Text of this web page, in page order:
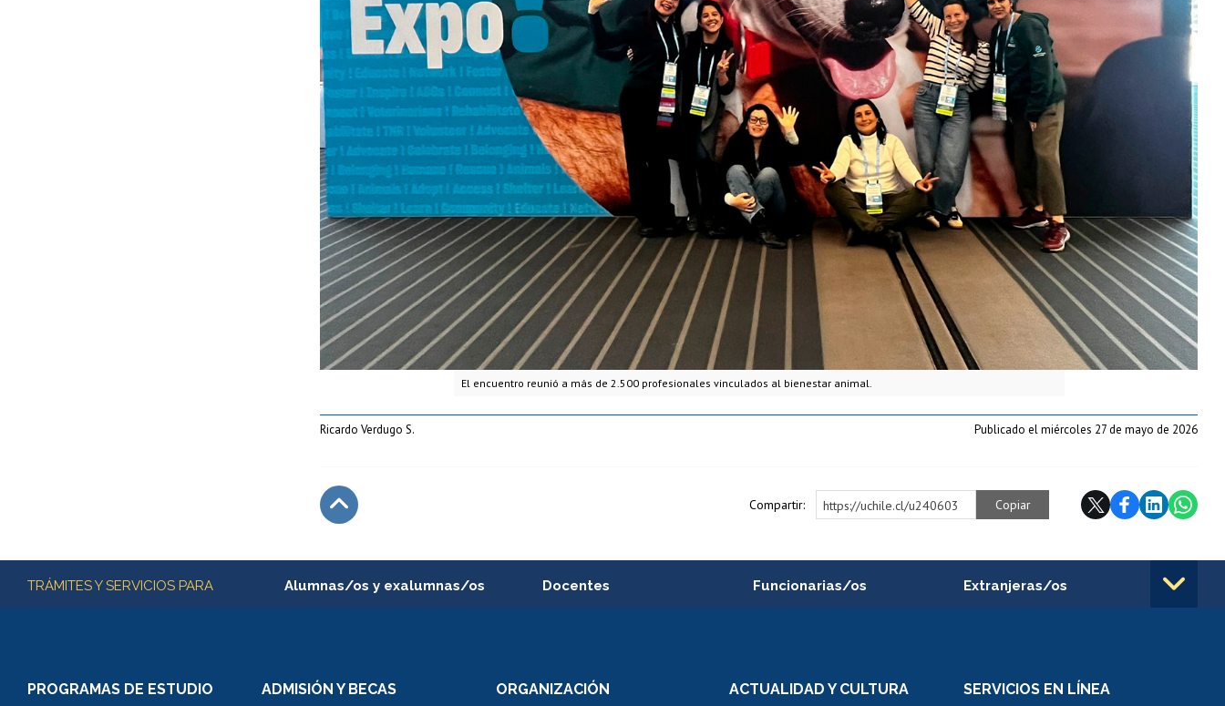
El encuentro reunió a más de 2.500 profesionales vinculados al bienestar animal.
Ricardo Verdugo S. Publicado el miércoles 27 de mayo de 2026
Compartir: https://uchile.cl/u240603 Copiar
Más información
TRÁMITES Y SERVICIOS PARA Alumnas/os y exalumnas/os
Consulta y certificado de notas
Docentes
Perfeccionamiento
Funcionarias/os
Portal de movilidad interna
Extranjeras/os
Movilidad Estudiantil
PROGRAMAS DE ESTUDIO ADMISIÓN Y BECAS ORGANIZACIÓN ACTUALIDAD Y CULTURA SERVICIOS EN LÍNEA